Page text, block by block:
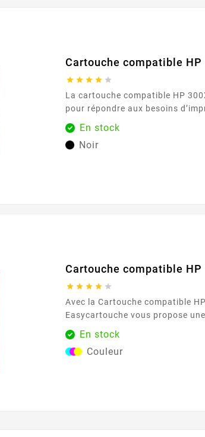
Cartouche compatible HP
    
La cartouche compatible HP
pour répondre aux besoins
au bureau, à la maison ou en
aux imprimantes utilisant la série
permet de produire des
En stock
Noir
Cartouche compatible HP
    
Avec la Cartouche compatible HP 300 couleur ,
Easycartouche vous propose
fiable pour vos impressions du
pour fonctionner avec les
référence HP 300 , elle offre une qualité d’image
En stock
Couleur